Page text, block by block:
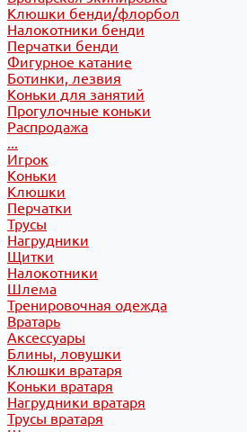
Клюшки бенди/флорбол
Налокотники бенди
Перчатки бенди
Фигурное катание
Ботинки, лезвия
Коньки для занятий
Прогулочные коньки
Распродажа
...
Игрок
Коньки
Клюшки
Перчатки
Трусы
Нагрудники
Щитки
Налокотники
Шлема
Тренировочная одежда
Вратарь
Аксессуары
Блины, ловушки
Клюшки вратаря
Коньки вратаря
Нагрудники вратаря
Трусы вратаря